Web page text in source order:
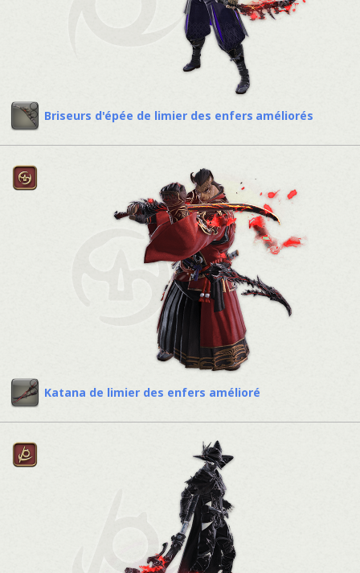
Briseurs d'épée de limier des enfers améliorés
Katana de limier des enfers amélioré